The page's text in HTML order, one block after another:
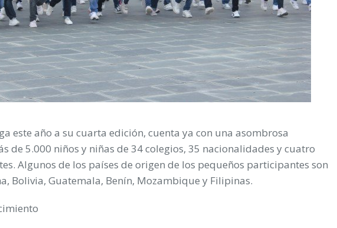
este año a su cuarta edición, cuenta ya con una asombrosa
de 5.000 niños y niñas de 34 colegios, 35 nacionalidades y cuatro
Algunos de los países de origen de los pequeños participantes son
Bolivia, Guatemala, Benín, Mozambique y Filipinas.